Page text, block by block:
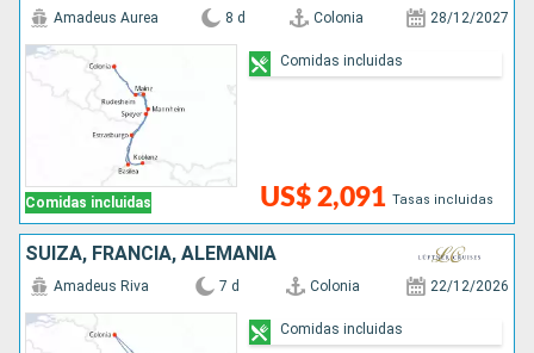
Comidas incluidas
Amadeus Aurea 8 d Colonia 28/12/2027
US$ 2,091 Tasas incluidas
Comidas incluidas
SUIZA, FRANCIA, ALEMANIA
Amadeus Riva 7 d Colonia 22/12/2026
Comidas incluidas